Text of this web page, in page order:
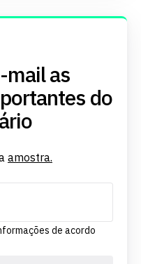
mail as
do
amostra.
de acordo